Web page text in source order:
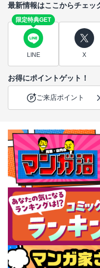
最新情報はここからチェッ
限定特典GET
LINE X
お得にポイントゲット！
ご来店ポイント